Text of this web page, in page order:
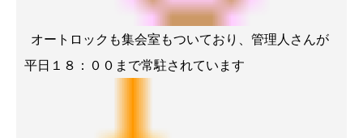
オートロックも集会室もついており、管理人さんが
平日１８：００まで常駐されています